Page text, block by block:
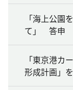
「海上公園
て」 答申
「東京港カ
形成計画」